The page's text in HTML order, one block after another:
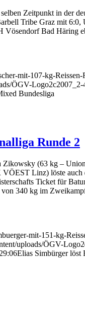
Zeitpunkt in der
Tribe Graz mit 6:0,
Vösendorf Bad Häring
mit-107-kg-Reissen-
ÖGV-
Bundesliga
Runde 2
(63 kg –
Linz) löste auch
Ticket für
340 kg im
mit-151-kg-
uploads/ÖGV-
Elias Simbürger